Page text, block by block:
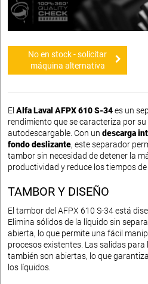
No en stock - solicitar
máquina alternativa
El Alfa Laval AFPX 610 S-34es un
rendimiento que se caracteriza por
autodescargable. Con un descarga
fondo deslizante, este separador
tambor sin necesidad de detener la
productividad y reduce los tiempos
TAMBOR Y DISEÑO
El tambor del AFPX 610 S-34 está
Elimina sólidos de la líquido sin
abierta, lo que permite una fácil
procesos existentes. Las salidas para
también son abiertas, lo que
los líquidos.